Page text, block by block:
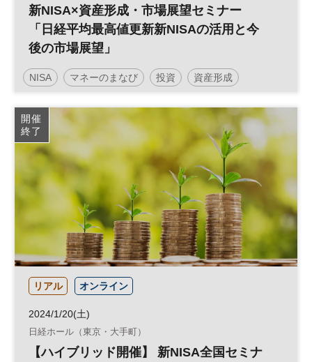
新NISA×資産形成・市場展望セミナー
「日経平均最高値更新新NISAの活用と今
後の市場展望」
NISA マネーのまなび 投資 資産形成
日経ヴェリタス 参加無料
平日夜開催
開催
終了
リアル オンライン
2024/1/20(土)
日経ホール（東京・大手町）
【ハイブリッド開催】 新NISA全国セミナ